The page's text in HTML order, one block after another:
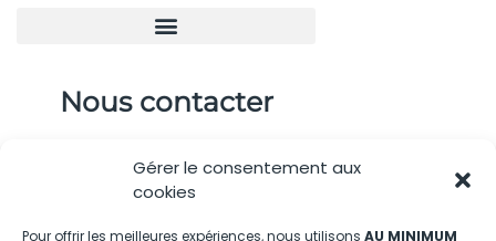
Gérer le consentement aux
cookies
Pour offrir les meilleures expériences, nous utilisons AU MINIMUM
Nous contacter
contactBT@bleu-tomate.fr